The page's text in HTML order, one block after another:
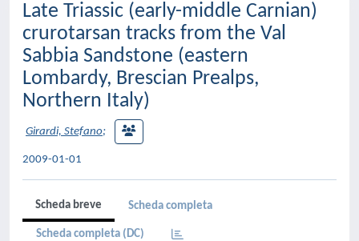
Late Triassic (early-middle Carnian)
crurotarsan tracks from the Val
Sabbia Sandstone (eastern
Lombardy, Brescian Prealps,
Northern Italy)
Girardi, Stefano;
2009-01-01
Scheda breve Scheda completa
Scheda completa (DC)